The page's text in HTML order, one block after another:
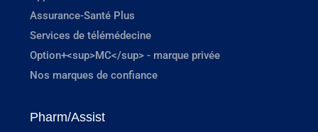
Assurance-Santé Plus
Services de télémédecine
Option+<sup>MC</sup> - marque privée
Nos marques de confiance
Pharm/Assist